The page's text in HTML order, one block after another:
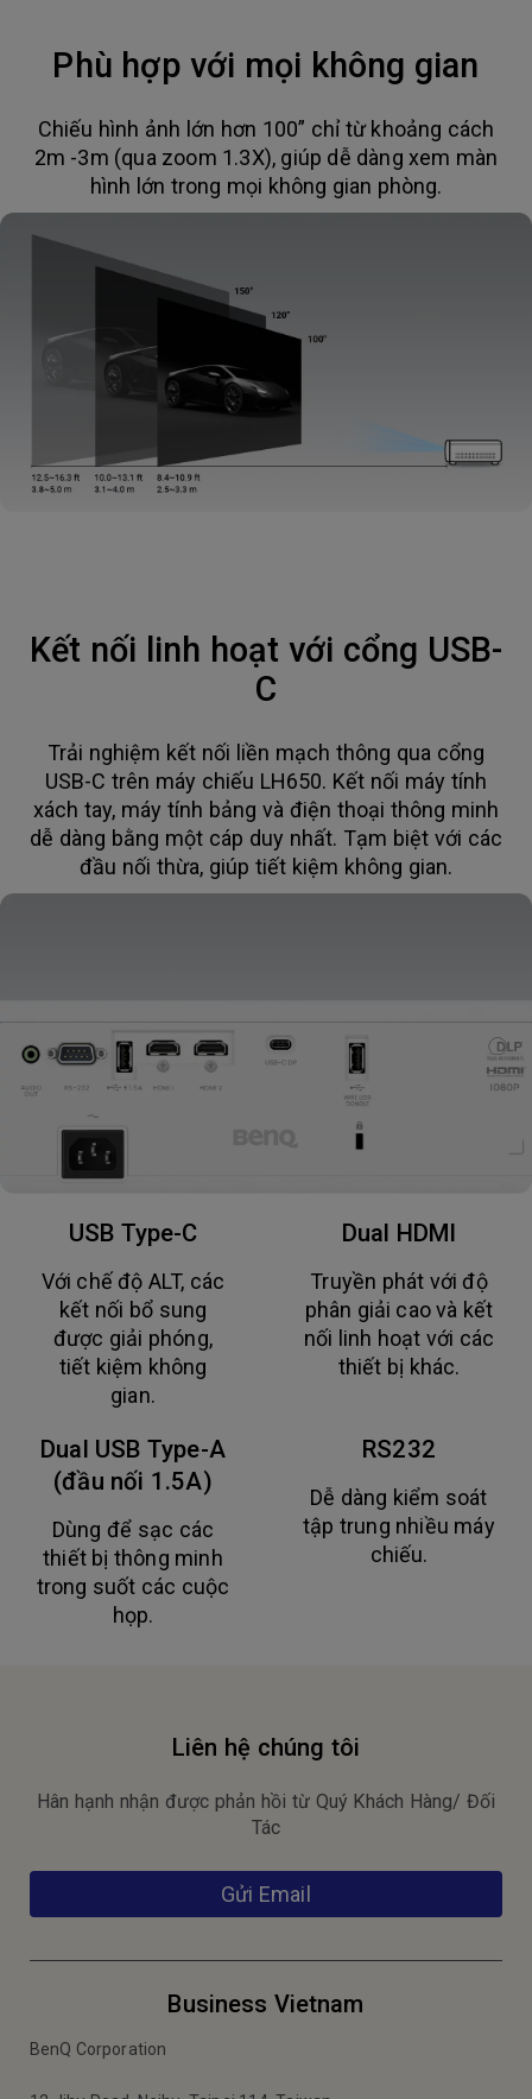
Phù hợp với mọi không gian
Chiếu hình ảnh lớn hơn 100” chỉ từ khoảng cách
2m -3m (qua zoom 1.3X), giúp dễ dàng xem màn
hình lớn trong mọi không gian phòng.
Kết nối linh hoạt với cổng USB-
C
Trải nghiệm kết nối liền mạch thông qua cổng
USB-C trên máy chiếu LH650. Kết nối máy tính
xách tay, máy tính bảng và điện thoại thông minh
dễ dàng bằng một cáp duy nhất. Tạm biệt với các
đầu nối thừa, giúp tiết kiệm không gian.
USB Type-C
Với chế độ ALT, các
kết nối bổ sung
được giải phóng,
tiết kiệm không
gian.
Dual HDMI
Truyền phát với độ
phân giải cao và kết
nối linh hoạt với các
thiết bị khác.
Dual USB Type-A
(đầu nối 1.5A)
Dùng để sạc các
thiết bị thông minh
trong suốt các cuộc
họp.
RS232
Dễ dàng kiểm soát
tập trung nhiều máy
chiếu.
Liên hệ chúng tôi
Hân hạnh nhận được phản hồi từ Quý Khách Hàng/ Đối
Tác
Gửi Email
Business Vietnam
BenQ Corporation